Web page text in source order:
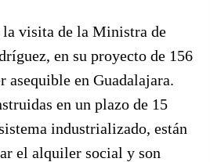
la visita de la Ministra de
en su proyecto de 156
asequible en Guadalajara.
en un plazo de 15
industrializado, están
el alquiler social y son